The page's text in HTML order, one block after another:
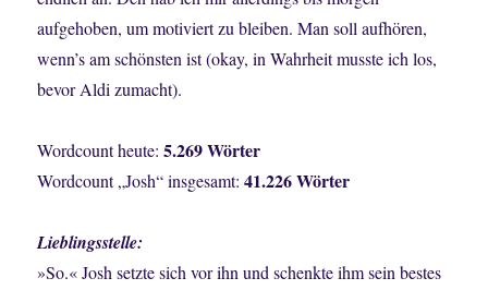
aufgehoben, um motiviert zu bleiben. Man soll aufhören,
wenn’s am schönsten ist (okay, in Wahrheit musste ich los,
bevor Aldi zumacht).
Wordcount heute:5.269 Wörter
Wordcount „Josh“ insgesamt:41.226 Wörter
Lieblingsstelle:
»So.« Josh setzte sich vor ihn und schenkte ihm sein bestes